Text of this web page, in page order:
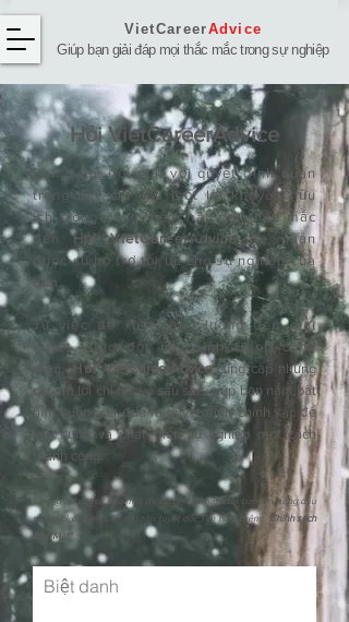
VietCareerAdvice
Giúp bạn giải đáp mọi thắc mắc trong sự nghiệp
Hỏi ​VietCareerAdvice
Bạn đang đối mặt với quyết định quan
trọng hay chỉ cần một lời khuyên hữu
ích trong công việc, hãy gửi thắc mắc
đếnHỏi VietCareerAdviceđể nhận
được sự hỗ trợ tối ưu cho sự nghiệp của
bạn.
Từ việc đề xuất tăng lương đến giải
quyết xung đột nảy sinh trong công
việc, HỏiVietCareerAdvicecung cấp những
câu trả lời chi tiết và sâu sắc, giúp bạn nắm bắt
tình huống và đưa ra quyết định chính xác để
xây dựng và phát triển sự nghiệp một cách
thành công.
Chúng tôi đặt sự bảo mật thông tin cá nhân của bạn lên hàng đầu
và cam kết đảm bảo an toàn tuyệt đối. Tìm hiểu thêm: " Chính sách
Bảo Mật"
Biệt danh